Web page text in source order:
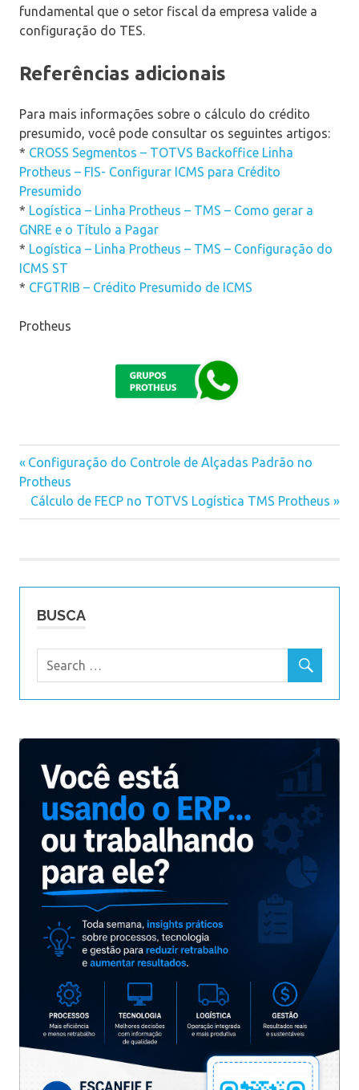
fundamental que o setor fiscal da empresa valide a
configuração do TES.
Referências adicionais
Para mais informações sobre o cálculo do crédito
presumido, você pode consultar os seguintes artigos:
* CROSS Segmentos – TOTVS Backoffice Linha
Protheus – FIS- Configurar ICMS para Crédito
Presumido
* Logística – Linha Protheus – TMS – Como gerar a
GNRE e o Título a Pagar
* Logística – Linha Protheus – TMS – Configuração do
ICMS ST
* CFGTRIB – Crédito Presumido de ICMS
Protheus
Navegação
de
Previous
Post:
Configuração do Controle de Alçadas Padrão no
Protheus
Next
Post:
Cálculo de FECP no TOTVS Logística TMS Protheus
BUSCA